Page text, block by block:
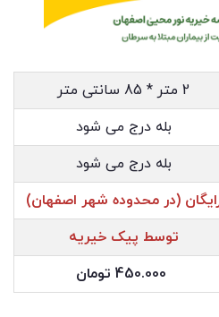
2 متر * 85 سانتی متر
بله درج می شود
بله درج می شود
(در محدوده شهر اصفهان)
توسط پیک خیریه